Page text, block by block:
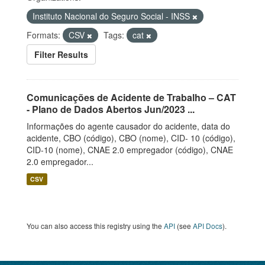
Instituto Nacional do Seguro Social - INSS
Formats:
CSV Tags:
cat
Filter Results
Comunicações de Acidente de Trabalho – CAT
- Plano de Dados Abertos Jun/2023 ...
Informações do agente causador do acidente, data do
acidente, CBO (código), CBO (nome), CID- 10 (código),
CID-10 (nome), CNAE 2.0 empregador (código), CNAE
2.0 empregador...
CSV
You can also access this registry using the API (see API Docs).